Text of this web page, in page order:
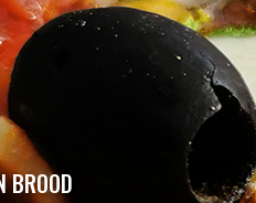
BROOD